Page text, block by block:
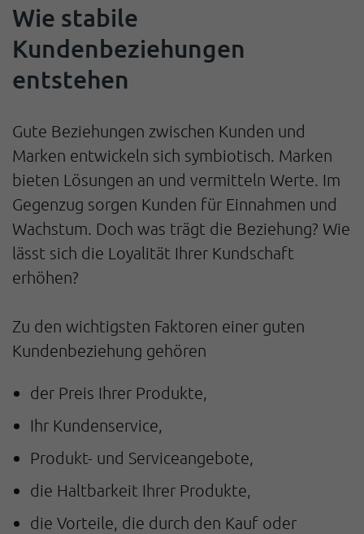
Wie stabile
Kundenbeziehungen
entstehen
Gute Beziehungen zwischen Kunden und
Marken entwickeln sich symbiotisch. Marken
bieten Lösungen an und vermitteln Werte. Im
Gegenzug sorgen Kunden für Einnahmen und
Wachstum. Doch was trägt die Beziehung? Wie
lässt sich die Loyalität Ihrer Kundschaft
erhöhen?
Zu den wichtigsten Faktoren einer guten
Kundenbeziehung gehören
der Preis Ihrer Produkte,
Ihr Kundenservice,
Produkt- und Serviceangebote,
die Haltbarkeit Ihrer Produkte,
die Vorteile, die durch den Kauf oder